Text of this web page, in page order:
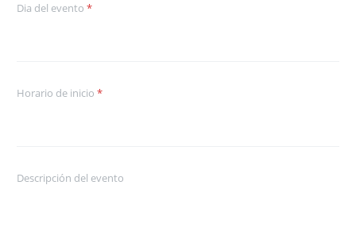
Dia del evento *
Horario de inicio *
Descripción del evento